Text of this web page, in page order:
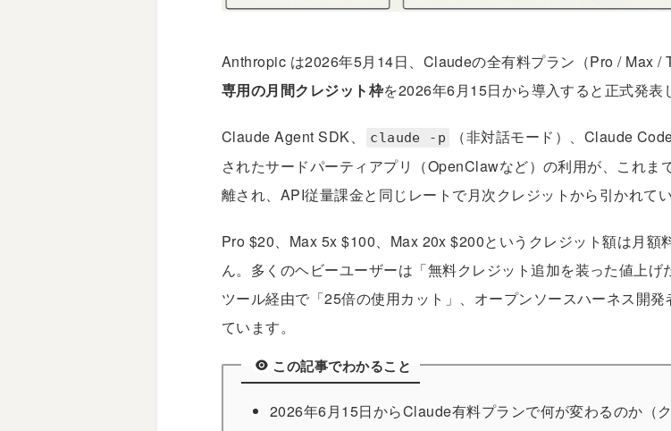
Anthropic は2026年5月14日、Claudeの全有料プラン（Pro / Max /
専用の月間クレジット枠を2026年6月15日から導入すると正式発表
Claude Agent SDK、 claude -p
（非対話モード）、Claude
されたサードパーティアプリ（OpenClawなど）の利用が、これま
離され、API従量課金と同じレートで月次クレジットから引かれてい
Pro $20、Max 5x $100、Max 20x $200というクレジット額は月額
ん。多くのヘビーユーザーは「無料クレジット追加を装った値上
ツール経由で「25倍の使用カット」、オープンソースハーネス開
ています。
この記事でわかること
2026年6月15日からClaude有料プランで何が変わるのか（